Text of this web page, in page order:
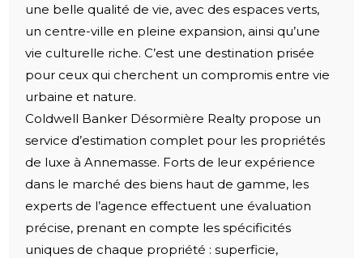
une belle qualité de vie, avec des espaces verts,
un centre-ville en pleine expansion, ainsi qu’une
vie culturelle riche. C’est une destination prisée
pour ceux qui cherchent un compromis entre vie
urbaine et nature.
Coldwell Banker Désormière Realty propose un
service d’estimation complet pour les propriétés
de luxe à Annemasse. Forts de leur expérience
dans le marché des biens haut de gamme, les
experts de l’agence effectuent une évaluation
précise, prenant en compte les spécificités
uniques de chaque propriété : superficie,